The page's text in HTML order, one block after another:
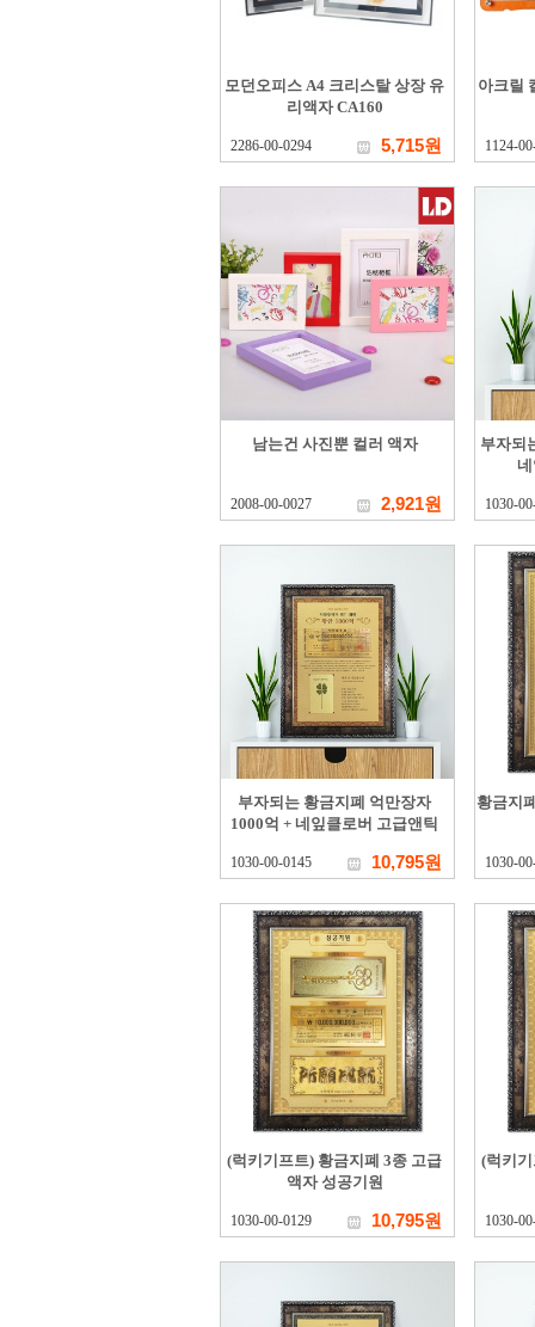
모던오피스 A4 크리스탈 상장 유
리액자 CA160
2286-00-0294 5,715원
아크릴
1124-
남는건 사진뿐 컬러 액자
2008-00-0027 2,921원
부자되
1030-
부자되는 황금지폐 억만장자
1000억 + 네잎클로버 고급앤틱
1030-00-0145 10,795원
황금지
1030-
(럭키기프트) 황금지폐 3종 고급
액자 성공기원
1030-00-0129 10,795원
(럭키
1030-